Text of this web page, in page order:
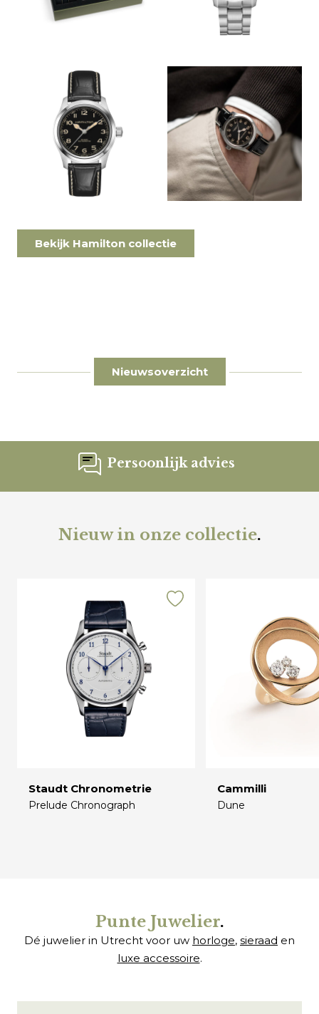
Bekijk Hamilton collectie
Nieuwsoverzicht
Persoonlijk advies
Nieuw in onze collectie.
Staudt Chronometrie
Prelude Chronograph
Cammilli
Dune
Punte Juwelier.
Dé juwelier in Utrecht voor uw horloge, sieraad en
luxe accessoire.